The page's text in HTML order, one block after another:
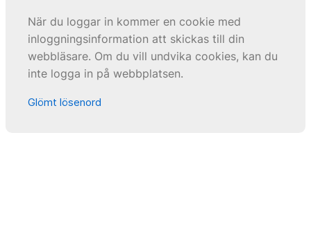
När du loggar in kommer en cookie med
inloggningsinformation att skickas till din
webbläsare. Om du vill undvika cookies, kan du
inte logga in på webbplatsen.
Glömt lösenord